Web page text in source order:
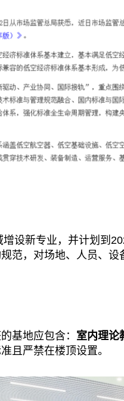
设新专业，并计划到
范，对场地、人员、
基地应包含： 室内理论
且严禁在楼顶设置。